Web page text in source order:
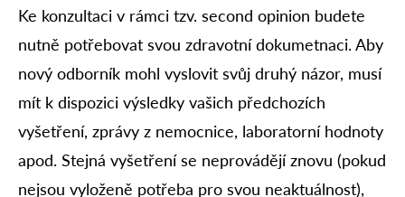
Ke konzultaci v rámci tzv. second opinion budete
nutně potřebovat svou zdravotní dokumetnaci. Aby
nový odborník mohl vyslovit svůj druhý názor, musí
mít k dispozici výsledky vašich předchozích
vyšetření, zprávy z nemocnice, laboratorní hodnoty
apod. Stejná vyšetření se neprovádějí znovu (pokud
nejsou vyloženě potřeba pro svou neaktuálnost),